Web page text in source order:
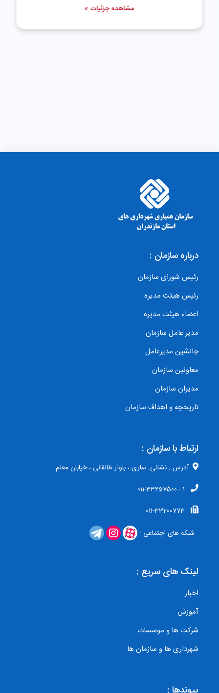
مشاهده جزئیات »
درباره سازمان :
رئیس شورای سازمان
رئیس هیئت مدیره
اعضاء هیئت مدیره
مدیر عامل سازمان
جانشین مدیرعامل
معاونین سازمان
مدیران سازمان
تاریخچه و اهداف سازمان
لینک های سریع :
اخبار
آموزش
شرکت ها و موسسات
شهرداری ها و سازمان ها
ارتباط با سازمان :
آدرس : نشانی: ساری ، بلوار طالقانی ، خیابان معلم
1 - 011-33257500
011-33200773
شبکه های اجتماعی :